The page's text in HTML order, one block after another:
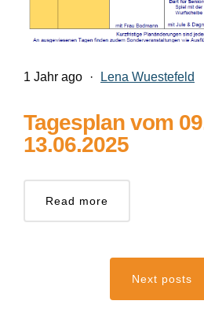
1 Jahr ago · Lena Wuestefeld
Tagesplan vom
13.06.2025
Read more
Next posts